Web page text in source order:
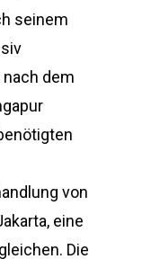
seinem
dem
von
eine
Die